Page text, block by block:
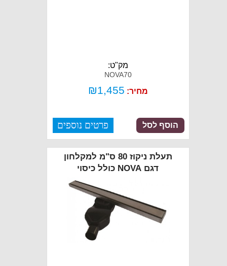
מק"ט:
NOVA70
מחיר: ₪1,455
פרטים נוספים הוסף לסל
תעלת ניקוז 80 ס"מ למקלחון
דגם NOVA כולל כיסוי